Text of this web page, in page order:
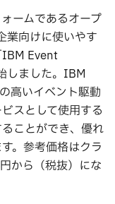
ームであるオープ
業向けに使いやす
IBM Event
しました。IBM
高いイベント駆動
スとして使用する
ことができ、優れ
。参考価格はクラ
から（税抜）にな